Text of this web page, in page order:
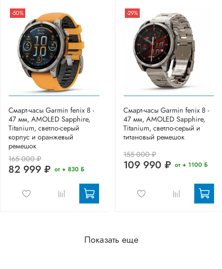
-50%
Смарт-часы Garmin fenix 8 -
47 мм, AMOLED Sapphire,
Titanium, светло-серый
корпус и оранжевый
ремешок
165 000 ₽
82 999 ₽ от + 830 Б
-29%
Смарт-часы Garmin fenix 8 -
47 мм, AMOLED Sapphire,
Titanium, светло-серый и
титановый ремешок
155 000 ₽
109 990 ₽ от + 1100 Б
Показать еще